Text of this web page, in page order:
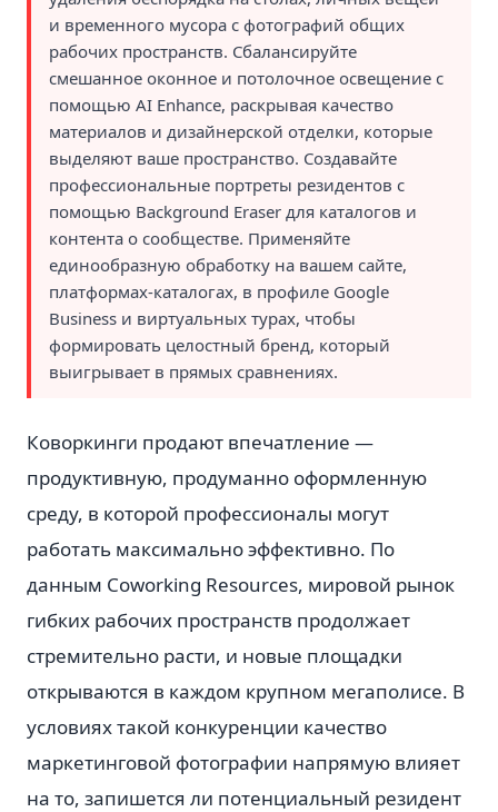
и временного мусора с фотографий общих
рабочих пространств. Сбалансируйте
смешанное оконное и потолочное освещение с
помощью AI Enhance, раскрывая качество
материалов и дизайнерской отделки, которые
выделяют ваше пространство. Создавайте
профессиональные портреты резидентов с
помощью Background Eraser для каталогов и
контента о сообществе. Применяйте
единообразную обработку на вашем сайте,
платформах-каталогах, в профиле Google
Business и виртуальных турах, чтобы
формировать целостный бренд, который
выигрывает в прямых сравнениях.
Коворкинги продают впечатление —
продуктивную, продуманно оформленную
среду, в которой профессионалы могут
работать максимально эффективно. По
данным Coworking Resources, мировой рынок
гибких рабочих пространств продолжает
стремительно расти, и новые площадки
открываются в каждом крупном мегаполисе. В
условиях такой конкуренции качество
маркетинговой фотографии напрямую влияет
на то, запишется ли потенциальный резидент